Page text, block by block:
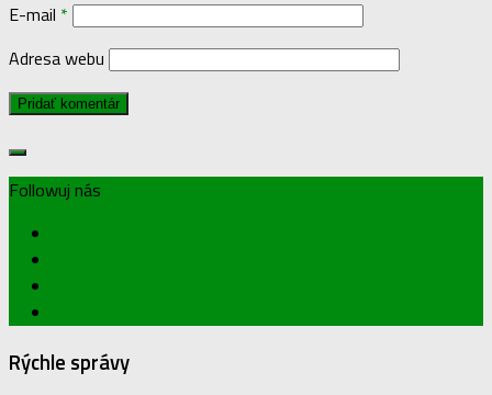
E-mail *
Adresa webu
Followuj nás
Rýchle správy